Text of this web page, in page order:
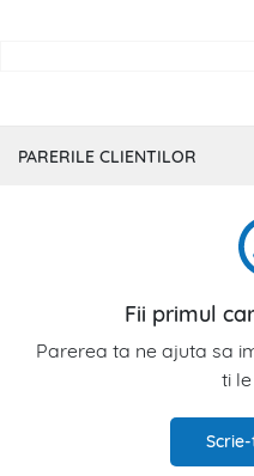
PARERILE CLIENTILOR
Fii primul
Parerea ta ne ajuta sa
ti